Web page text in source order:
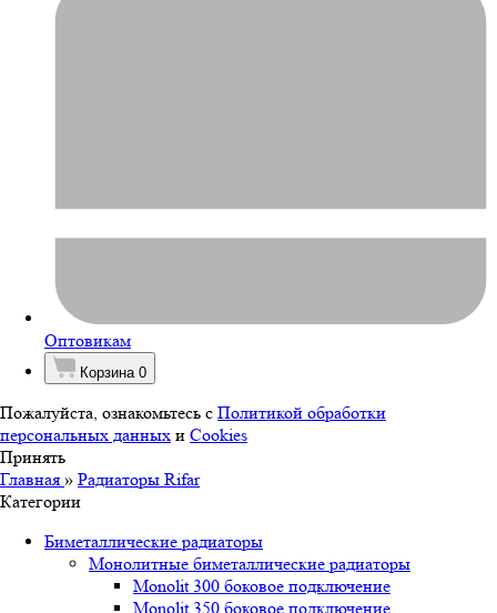
Оптовикам
Корзина 0
Пожалуйста, ознакомьтесь с Политикой обработки
персональных данных и Cookies
Принять
Главная » Радиаторы Rifar
Категории
Биметаллические радиаторы
Монолитные биметаллические радиаторы
Mоnоlit 300 боковое подключение
Mоnоlit 350 боковое подключение